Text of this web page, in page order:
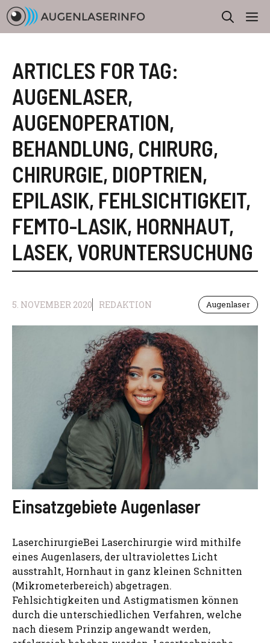
Zum
Inhalt
springen
ARTICLES FOR TAG:
AUGENLASER,
AUGENOPERATION,
BEHANDLUNG, CHIRURG,
CHIRURGIE, DIOPTRIEN,
EPILASIK, FEHLSICHTIGKEIT,
FEMTO-LASIK, HORNHAUT,
LASEK, VORUNTERSUCHUNG
5. NOVEMBER 2020 REDAKTION Augenlaser
Einsatzgebiete Augenlaser
LaserchirurgieBei Laserchirurgie wird mithilfe
eines Augenlasers, der ultraviolettes Licht
ausstrahlt, Hornhaut in ganz kleinen Schnitten
(Mikrometerbereich) abgetragen.
Fehlsichtigkeiten und Astigmatismen können
durch die unterschiedlichen Verfahren, welche
nach diesem Prinzip angewandt werden,